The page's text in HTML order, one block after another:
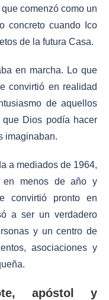
comenzó como un
concreto cuando Ico
de la futura Casa.
en marcha. Lo que
convirtió en realidad
de aquellos
que Dios podía hacer
imaginaban.
a mediados de 1964,
en menos de año y
convirtió pronto en
a ser un verdadero
y un centro de
asociaciones y
apóstol y